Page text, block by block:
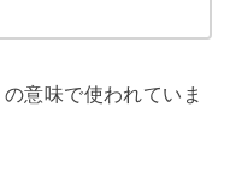
意味で使われていま